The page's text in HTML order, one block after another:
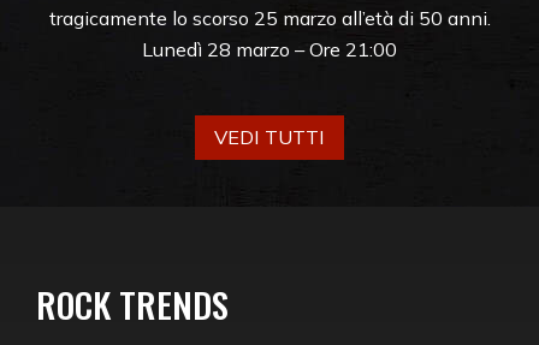
tragicamente lo scorso 25 marzo all’età di 50 anni.
Lunedì 28 marzo – Ore 21:00
VEDI TUTTI
ROCK TRENDS